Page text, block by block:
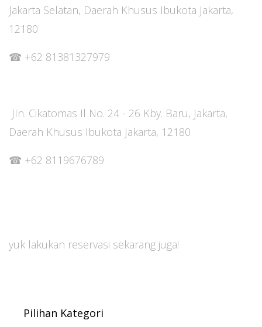
Jakarta Selatan, Daerah Khusus Ibukota Jakarta,
12180
☎ ‪‪‪+62 81381327979‬‬‬
JIn. Cikatomas Il No. 24 - 26 Kby. Baru, Jakarta,
Daerah Khusus Ibukota Jakarta, 12180
☎ ‪‪‪+62 8119676789‬‬‬
yuk lakukan reservasi sekarang juga!
Pilihan Kategori